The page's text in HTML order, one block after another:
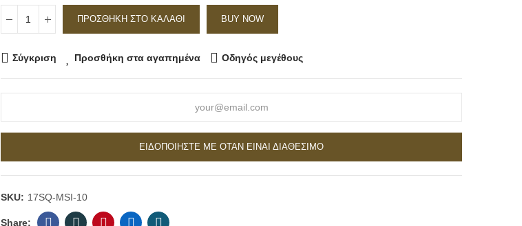
ΠΡΟΣΘΉΚΗ ΣΤΟ ΚΑΛΆΘΙ BUY NOW
Σύγκριση Προσθήκη στα αγαπημένα Οδηγός μεγέθους
ΕΙΔΟΠΟΙΉΣΤΕ ΜΕ ΌΤΑΝ ΕΊΝΑΙ ΔΙΑΘΈΣΙΜΟ
SKU: 17SQ-MSI-10